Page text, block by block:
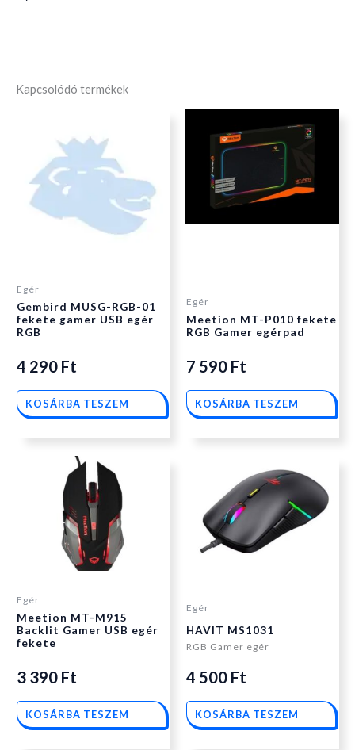
Kapcsolódó termékek
Egér
Gembird MUSG-RGB-01
fekete gamer USB egér
RGB
4 290 Ft
KOSÁRBA TESZEM
Egér
Meetion MT-P010 fekete
RGB Gamer egérpad
7 590 Ft
KOSÁRBA TESZEM
Egér
Meetion MT-M915
Backlit Gamer USB egér
fekete
3 390 Ft
KOSÁRBA TESZEM
Egér
HAVIT MS1031
RGB Gamer egér
4 500 Ft
KOSÁRBA TESZEM